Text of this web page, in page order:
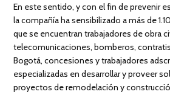
En este sentido, y con el fin de prevenir
la compañía ha sensibilizado a más de
que se encuentran trabajadores de obra
telecomunicaciones, bomberos,
Bogotá, concesiones y trabajadores
especializadas en desarrollar y proveer
proyectos de remodelación y